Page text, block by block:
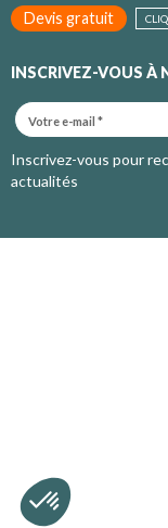
Devis gratuit
INSCRIVEZ-VOUS À
Inscrivez-vous pour
actualités